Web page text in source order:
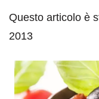
Questo articolo è
2013